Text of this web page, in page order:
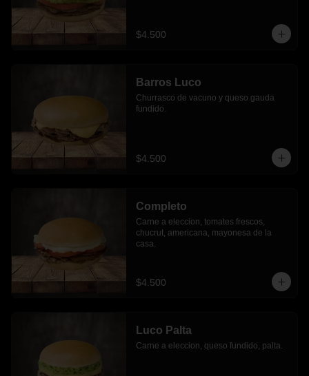
$4.500
Barros Luco
Churrasco de vacuno y queso gauda
fundido.
$4.500
Completo
Carne a eleccion, tomates frescos,
chucrut, americana, mayonesa de la
casa.
$4.500
Luco Palta
Carne a eleccion, queso fundido, palta.